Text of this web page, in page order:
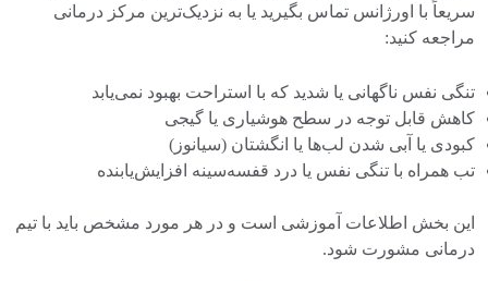
سریعاً با اورژانس تماس بگیرید یا به نزدیک‌ترین مرکز درمانی
مراجعه کنید:
تنگی نفس ناگهانی یا شدید که با استراحت بهبود نمی‌یابد
کاهش قابل توجه در سطح هوشیاری یا گیجی
کبودی یا آبی شدن لب‌ها یا انگشتان (سیانوز)
تب همراه با تنگی نفس یا درد قفسه‌سینه افزایش‌یابنده
این بخش اطلاعات آموزشی است و در هر مورد مشخص باید با تیم
درمانی مشورت شود.